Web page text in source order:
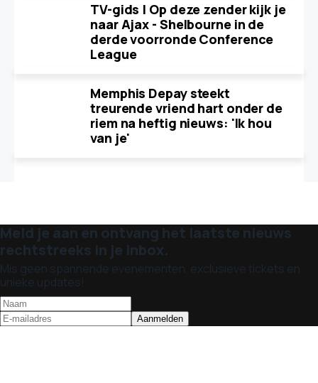
TV-gids | Op deze zender kijk je
naar Ajax - Shelbourne in de
derde voorronde Conference
League
Memphis Depay steekt
treurende vriend hart onder de
riem na heftig nieuws: 'Ik hou
van je'
Meld je aan en ontvang het laatste nieuws
rechtstreeks in je inbox.
Mis geen spannende evenementen, exclusieve tickets en
unieke updates!